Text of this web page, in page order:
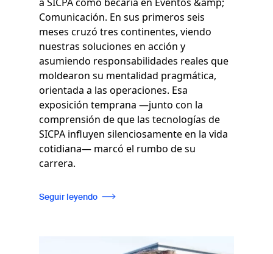
Comunicación. En sus primeros seis
meses cruzó tres continentes, viendo
nuestras soluciones en acción y
asumiendo responsabilidades reales que
moldearon su mentalidad pragmática,
orientada a las operaciones. Esa
exposición temprana —junto con la
comprensión de que las tecnologías de
SICPA influyen silenciosamente en la vida
cotidiana— marcó el rumbo de su
carrera.
Seguir leyendo